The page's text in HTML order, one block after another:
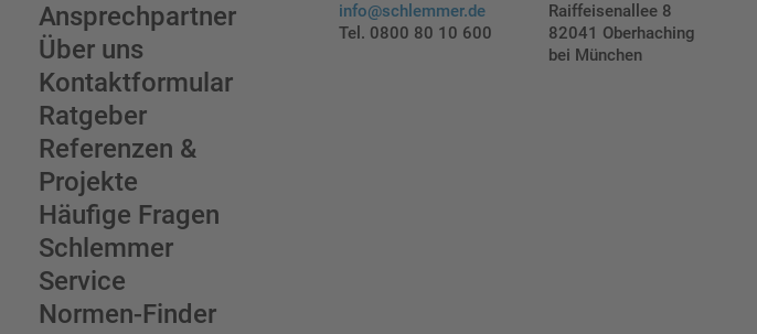
Ansprechpartner
Über uns
Kontaktformular
Ratgeber
Referenzen &
Projekte
Häufige Fragen
Schlemmer
Service
Normen-Finder
info@schlemmer.de
Tel. 0800 80 10 600
Raiffeisenallee 8
82041 Oberhaching
bei München